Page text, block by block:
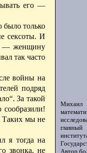
его —
былотолько
сексоты. И
— женщину
так часто
войны на
подряд
За такой
сообразили!
Таких мы не
я тогда на
звонка, не
Автор